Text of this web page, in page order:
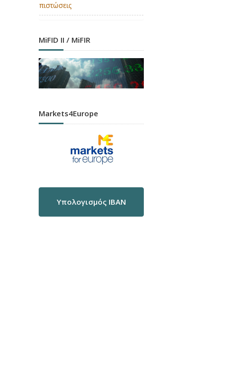
πιστώσεις
MiFID II / MiFIR
Markets4Europe
Υπολογισμός IBAN